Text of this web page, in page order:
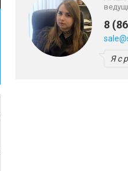
8
Я с